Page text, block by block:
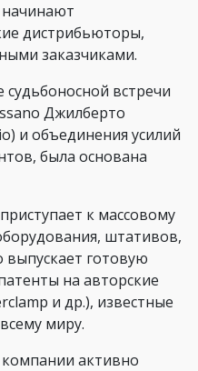
начинают
дистрибьюторы,
заказчиками.
судьбоносной встречи
Джилберто
и объединения усилий
была основана
к массовому
штативов,
выпускает готовую
на авторские
и др.), известные
миру.
активно